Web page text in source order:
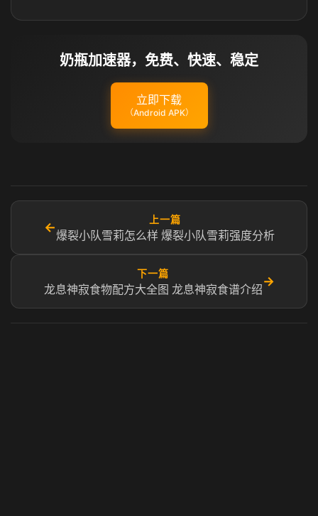
奶瓶加速器，免费、快速、稳定
立即下载
（Android APK）
←
上一篇
爆裂小队雪莉怎么样 爆裂小队雪莉强度分析
下一篇
龙息神寂食物配方大全图 龙息神寂食谱介绍
→